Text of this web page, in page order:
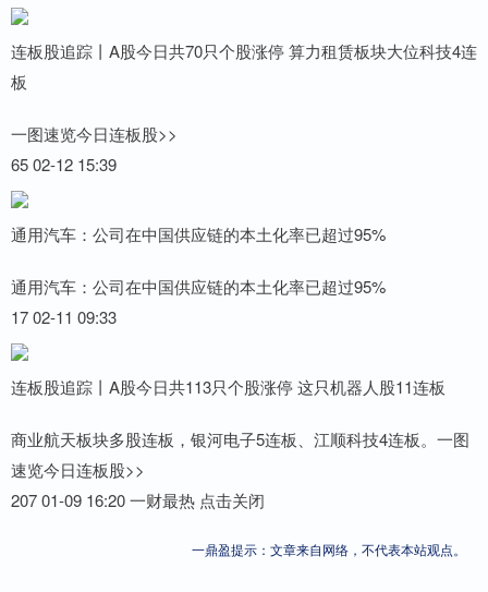
连板股追踪丨A股今日共70只个股涨停 算力租赁板块大位科技4连
板
一图速览今日连板股>>
65 02-12 15:39
通用汽车：公司在中国供应链的本土化率已超过95%
通用汽车：公司在中国供应链的本土化率已超过95%
17 02-11 09:33
连板股追踪丨A股今日共113只个股涨停 这只机器人股11连板
商业航天板块多股连板，银河电子5连板、江顺科技4连板。一图
速览今日连板股>>
207 01-09 16:20 一财最热 点击关闭
一鼎盈提示：文章来自网络，不代表本站观点。